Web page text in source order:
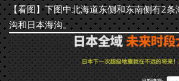
【看图】下图中北海道东侧和东南侧有2
沟和日本海沟。